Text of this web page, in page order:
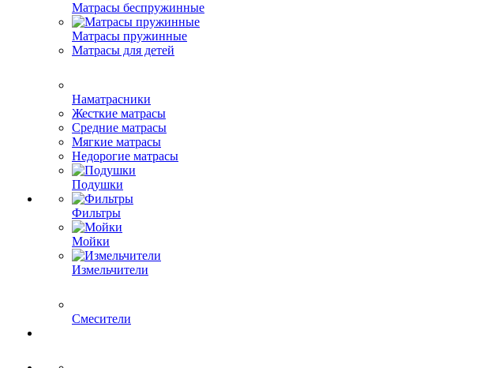
Матрасы беспружинные
Матрасы пружинные
Матрасы для детей
Наматрасники
Жесткие матрасы
Средние матрасы
Мягкие матрасы
Недорогие матрасы
Подушки
Фильтры
Мойки
Измельчители
Смесители